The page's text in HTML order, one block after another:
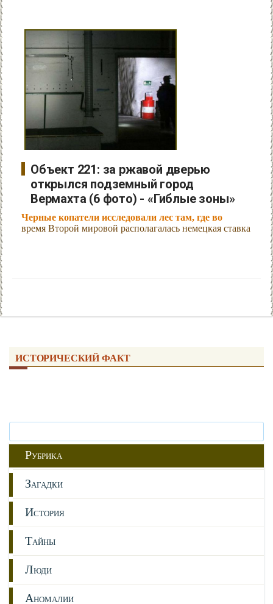
Объект 221: за ржавой дверью
открылся подземный город
Вермахта (6 фото) - «Гиблые зоны»
Черные копатели исследовали лес там, где во
время Второй мировой располагалась немецкая ставка
ИСТОРИЧЕСКИЙ ФАКТ
РУБРИКА
ЗАГАДКИ
ИСТОРИЯ
ТАЙНЫ
ЛЮДИ
АНОМАЛИИ